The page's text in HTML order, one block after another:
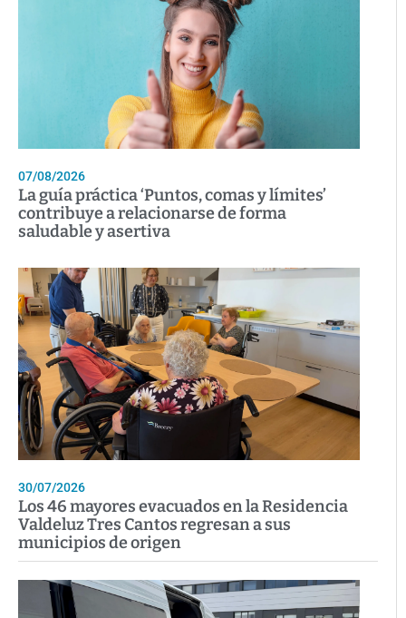
07/08/2026
La guía práctica ‘Puntos, comas y límites’
contribuye a relacionarse de forma
saludable y asertiva
30/07/2026
Los 46 mayores evacuados en la Residencia
Valdeluz Tres Cantos regresan a sus
municipios de origen